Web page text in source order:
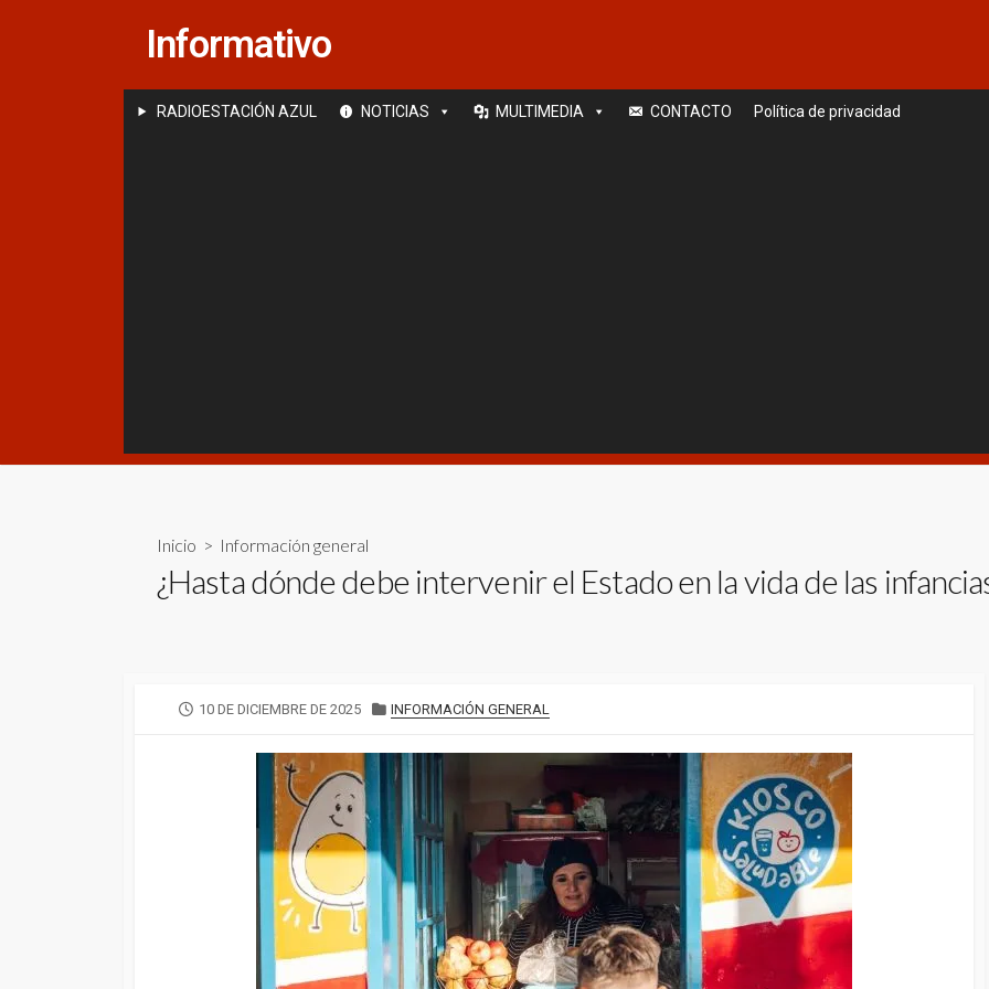
Informativo
RADIOESTACIÓN AZUL NOTICIAS MULTIMEDIA CONTACTO Política de privacidad
Inicio > Información general
¿Hasta dónde debe intervenir el Estado en la vida de las
FECHA
PUBLICACIÓN
10 DE DICIEMBRE DE 2025 CATEGORÍAS
INFORMACIÓN GENERAL